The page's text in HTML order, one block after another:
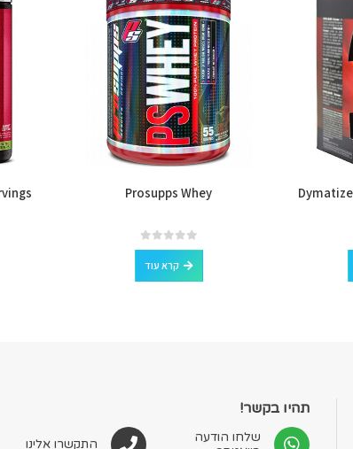
Prosupps Whey
0
out of 5
קרא עוד
תהיו בקשר!
שלחו הודעה
התקשרו אלינו